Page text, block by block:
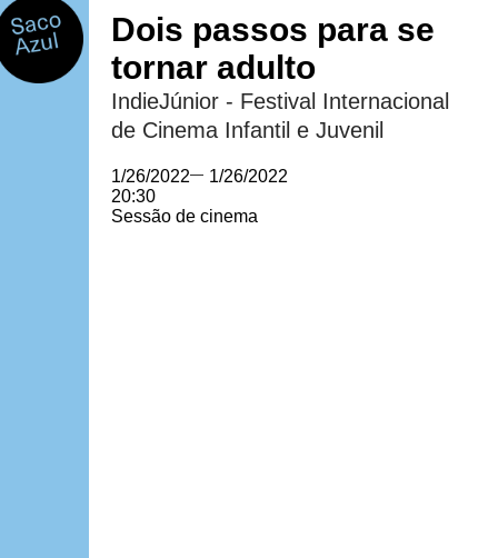
Dois passos para se
tornar adulto
IndieJúnior - Festival Internacional
de Cinema Infantil e Juvenil
1/26/2022— 1/26/2022
20:30
Sessão de cinema